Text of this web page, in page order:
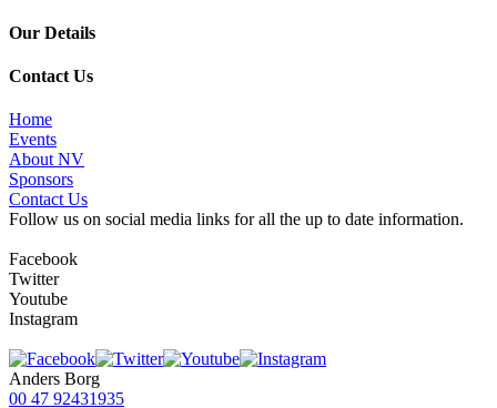
Our Details
Contact Us
Home
Events
About NV
Sponsors
Contact Us
Follow us on social media links for all the up to date information.
Facebook
Twitter
Youtube
Instagram
Anders Borg
00 47 92431935